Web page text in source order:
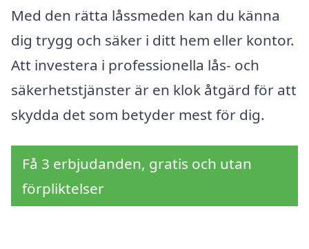
Med den rätta låssmeden kan du känna
dig trygg och säker i ditt hem eller kontor.
Att investera i professionella lås- och
säkerhetstjänster är en klok åtgärd för att
skydda det som betyder mest för dig.
Få 3 erbjudanden, gratis och utan
förpliktelser